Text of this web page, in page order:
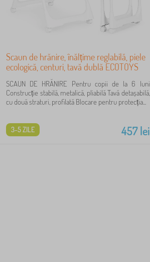
Scaun de hrănire, înălțime reglabilă, piele
ecologică, centuri, tavă dublă ECOTOYS
SCAUN DE HRĂNIRE Pentru copii de la 6 luni
Construcție stabilă, metalică, pliabilă Tavă detașabilă,
cu două straturi, profilată Blocare pentru protecția...
457lei
3-5 ZILE